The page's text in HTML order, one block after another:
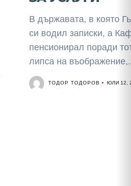
В държавата, в която
си водил записки, а
пенсионирал поради
липса на
ТОДОР ТОДОРОВ ЮЛИ 12,